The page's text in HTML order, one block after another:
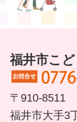
福井市こ
〒910-8511
福井市大手3